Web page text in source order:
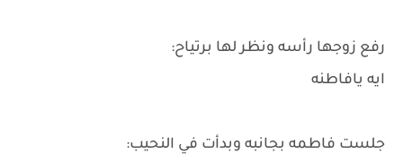
رفع زوجها رأسه ونظر لها برتياح:
ايه يافاطنه
جلست فاطمه بجانبه وبدأت في النحيب: